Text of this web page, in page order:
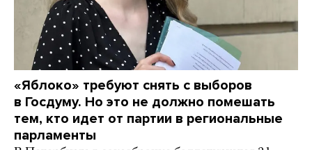
«Яблоко» требуют снять с выборов
в Госдуму. Но это не должно помешать
тем, кто идет от партии в региональные
парламенты